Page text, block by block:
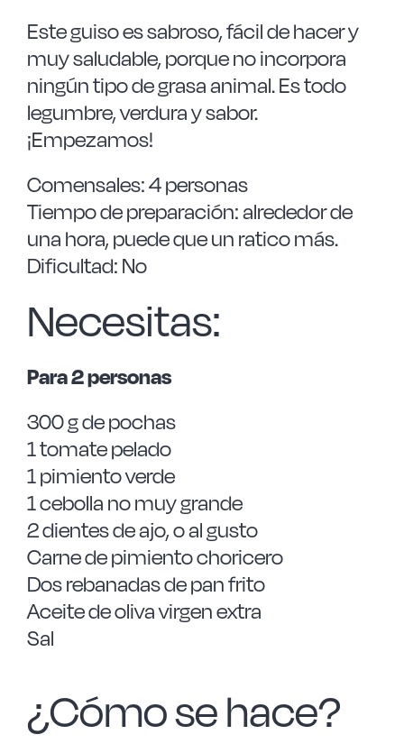
Este guiso es sabroso, fácil de hacer y
muy saludable, porque no incorpora
ningún tipo de grasa animal. Es todo
legumbre, verdura y sabor.
¡Empezamos!
Comensales: 4 personas
Tiempo de preparación: alrededor de
una hora, puede que un ratico más.
Dificultad: No
Necesitas:
Para 2 personas
300 g de pochas
1 tomate pelado
1 pimiento verde
1 cebolla no muy grande
2 dientes de ajo, o al gusto
Carne de pimiento choricero
Dos rebanadas de pan frito
Aceite de oliva virgen extra
Sal
¿Cómo se hace?